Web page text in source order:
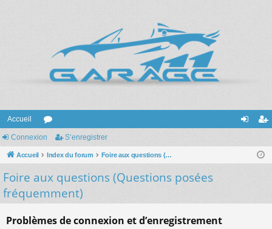
Accueil
or
u
m
s
nr
Connexion S’enregistrer
Accueil Index du forum Foire aux questions (Questions posées fréquemment)
Foire aux questions (Questions posées
fréquemment)
Problèmes de connexion et d’enregistrement